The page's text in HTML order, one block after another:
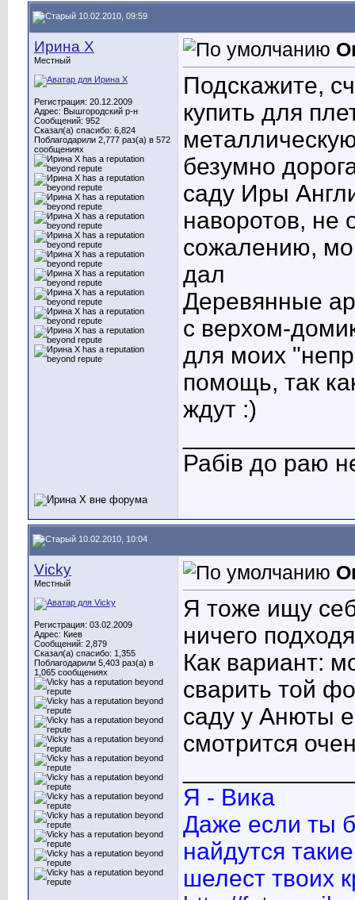
10.02.2010, 09:59
Ирина X
Местный
Регистрация: 20.12.2009
Адрес: Вышгородский р-н
Сообщений: 952
Сказал(а) спасибо: 6,824
Поблагодарили 2,777 раз(а) в 572
сообщениях
Подскажите,
купить для
безумно
саду Иры
наворотов, не
сожалению,
дал
Деревянные
с верхом-
для моих
помощь, так
ждут :)
Рабів до раю
10.02.2010, 10:04
Vicky
Местный
Регистрация: 03.02.2009
Адрес: Киев
Сообщений: 2,879
Сказал(а) спасибо: 1,355
Поблагодарили 5,403 раз(а) в
1,065 сообщениях
Я тоже ищу
ничего
Как вариант:
сварить той
саду у Анюты
смотрится
Я - Вика
Даже если ты
найдутся
шелест твоих